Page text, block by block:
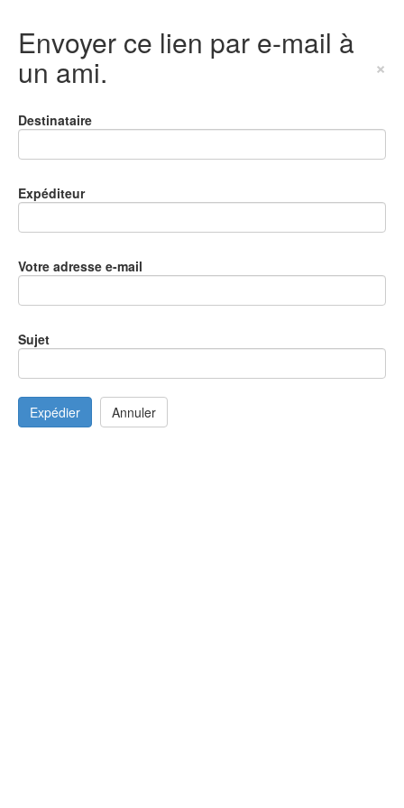
Envoyer ce lien par e-mail à
un ami. ×
Destinataire
Expéditeur
Votre adresse e-mail
Sujet
Expédier Annuler